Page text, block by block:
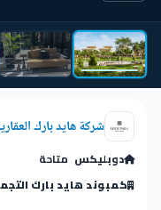
شركة هايد بارك
دوبليكس متاحة
كمبوند هايد بارك